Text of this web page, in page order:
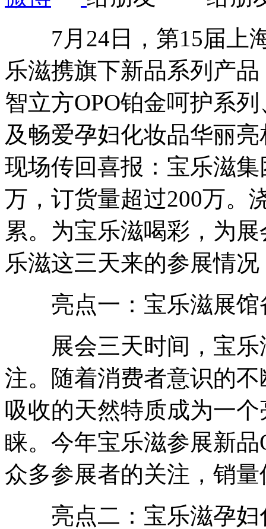
7月24日，第15届上
乐滋携旗下新品系列产
智立方OPO铂金呵护系
及畅爱孕妇化妆品华丽
现场传回喜报：宝乐滋
万，订货量超过200万。
累。为宝乐滋喝彩，为
乐滋这三天来的参展情
亮点一：宝乐滋展馆
展会三天时间，宝乐
注。随着消费者意识的
吸收的天然特质成为一
睐。今年宝乐滋参展新
众多参展者的关注，销
亮点二：宝乐滋孕妇